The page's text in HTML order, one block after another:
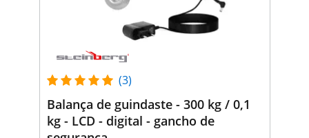
(3)
Balança de guindaste - 300 kg / 0,1
kg - LCD - digital - gancho de